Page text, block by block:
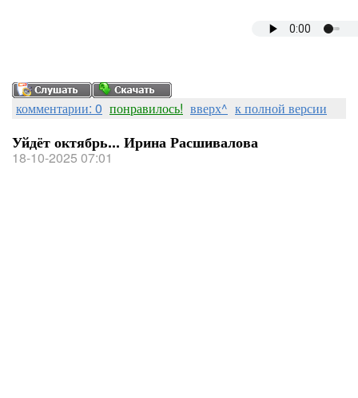
комментарии: 0 понравилось! вверх^ к полной версии
Уйдёт октябрь... Ирина Расшивалова
18-10-2025 07:01